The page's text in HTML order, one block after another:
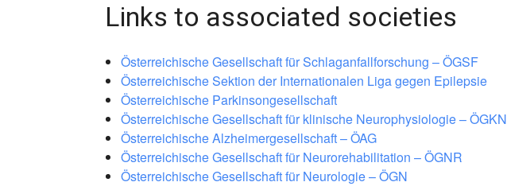
Links to associated societies
Österreichische Gesellschaft für Schlaganfallforschung – ÖGSF
Österreichische Sektion der Internationalen Liga gegen Epilepsie
Österreichische Parkinsongesellschaft
Österreichische Gesellschaft für klinische Neurophysiologie – ÖGKN
Österreichische Alzheimergesellschaft – ÖAG
Österreichische Gesellschaft für Neurorehabilitation – ÖGNR
Österreichische Gesellschaft für Neurologie – ÖGN